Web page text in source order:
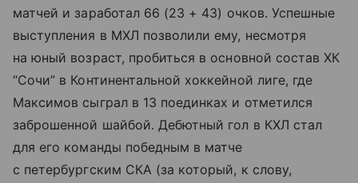
матчей и заработал 66 (23 + 43) очков. Успешные
выступления в МХЛ позволили ему, несмотря
на юный возраст, пробиться в основной состав ХК
“Сочи” в Континентальной хоккейной лиге, где
Максимов сыграл в 13 поединках и отметился
заброшенной шайбой. Дебютный гол в КХЛ стал
для его команды победным в матче
с петербургским СКА (за который, к слову,